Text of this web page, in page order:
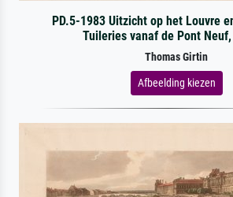
PD.5-1983 Uitzicht op het Louvre
Tuileries vanaf de Pont
Thomas Girtin
Afbeelding kiezen